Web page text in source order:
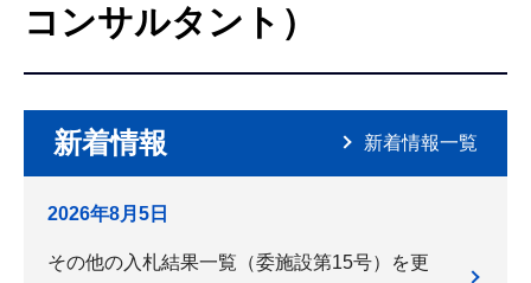
コンサルタント）
新着情報 新着情報一覧
2026年8月5日
その他の入札結果一覧（委施設第15号）を更